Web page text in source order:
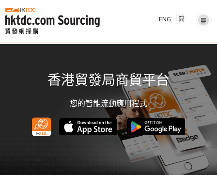
ENG 简
香港貿發局商貿平台
您的智能流動應用程式